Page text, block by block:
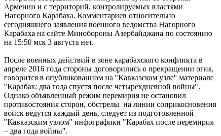
Армении и с территорий, контролируемых властями
Нагорного Карабаха. Комментариев относительно
сегодняшнего заявления военного ведомства Нагорного
Карабаха на сайте Минобороны Азербайджана по состоянию
на 15:50 мск 3 августа нет.
После военных действий в зоне карабахского конфликта в
апреле 2016 года стороны договорились о прекращении огня,
говорится в опубликованном на "Кавказском узле" материале
"Карабах: два года спустя после четырехдневной войны".
Однако объявленный режим перемирия не остановил
противостояния сторон, обстрелы на линии соприкосновения
войск ведутся каждый день, следует из подготовленной
"Кавказским узлом" инфографики "Карабах после перемирия
– два года войны".